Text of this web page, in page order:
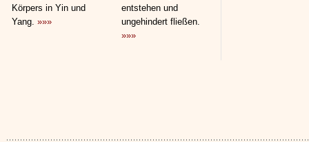
Körpers in Yin und
Yang. »»»
entstehen und
ungehindert fließen.
»»»